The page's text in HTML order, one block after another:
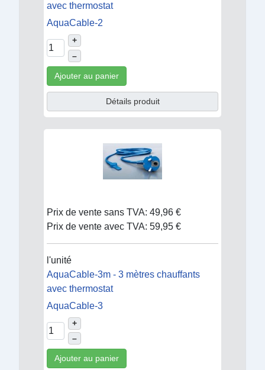
avec thermostat
AquaCable-2
+
–
Ajouter au panier
Détails produit
Prix de vente sans TVA: 49,96 €
Prix de vente avec TVA: 59,95 €
l'unité
AquaCable-3m - 3 mètres chauffants
avec thermostat
AquaCable-3
+
–
Ajouter au panier